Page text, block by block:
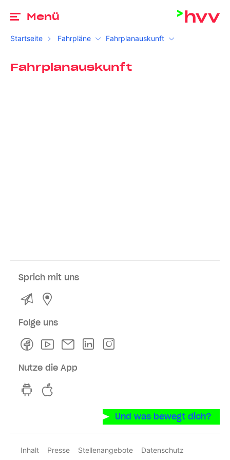
Menü
Startseite Fahrpläne Fahrplanauskunft
Fahrplanauskunft
Sprich mit uns
Kontakt
Folge uns
FacebookYoutubeNewsletterLinkedln
Nutze die App
hvv switch App auf GooglePlay
Und was bewegt dich?
Inhalt Presse Stellenangebote
Datenschutz